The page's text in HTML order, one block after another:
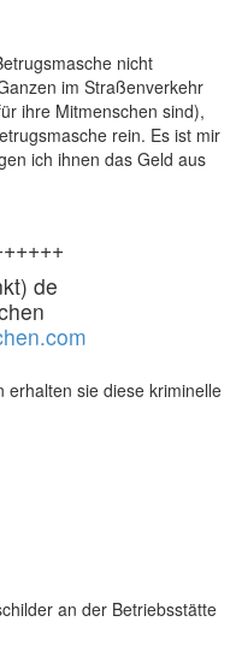
nicht
im Straßenverkehr
ihre Mitmenschen sind),
rein. Es ist mir
ich ihnen das Geld aus
de
erhalten sie diese kriminelle
an der Betriebsstätte